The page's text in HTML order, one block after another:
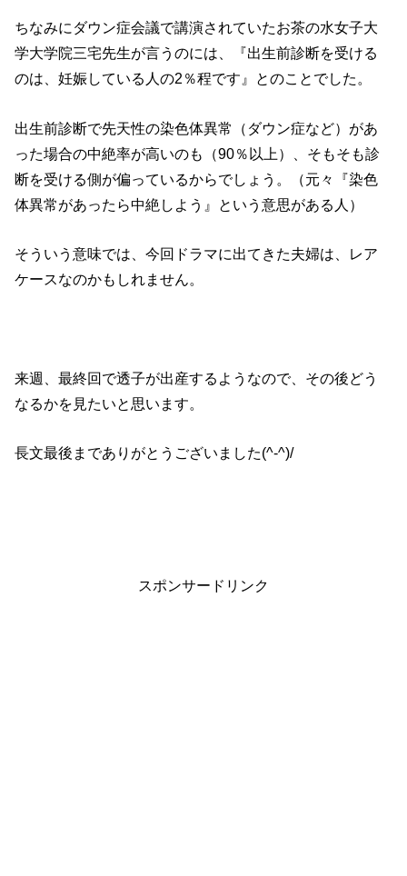
ちなみにダウン症会議で講演されていたお茶の水女子大
学大学院三宅先生が言うのには、『出生前診断を受ける
のは、妊娠している人の2％程です』とのことでした。
出生前診断で先天性の染色体異常（ダウン症など）があ
った場合の中絶率が高いのも（90％以上）、そもそも診
断を受ける側が偏っているからでしょう。（元々『染色
体異常があったら中絶しよう』という意思がある人）
そういう意味では、今回ドラマに出てきた夫婦は、レア
ケースなのかもしれません。
来週、最終回で透子が出産するようなので、その後どう
なるかを見たいと思います。
長文最後までありがとうございました(^-^)/
スポンサードリンク